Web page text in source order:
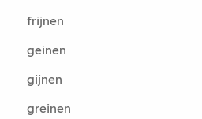
frijnen
geinen
gijnen
greinen